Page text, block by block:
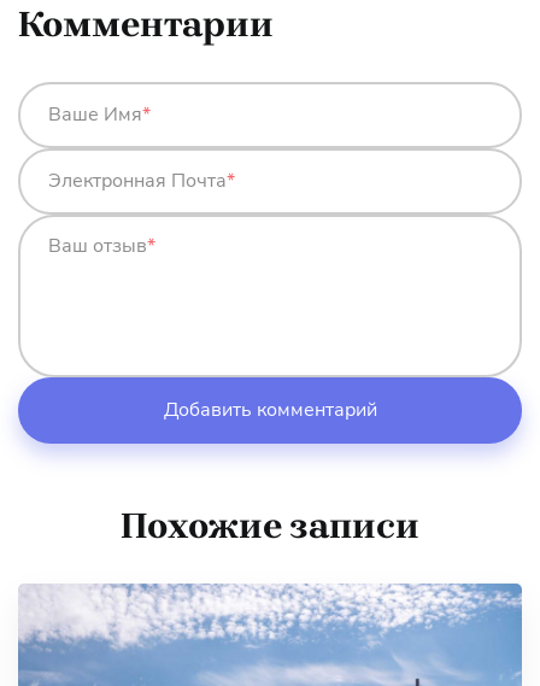
Комментарии
Ваш отзыв*
Ваше Имя*
Электронная Почта*
Похожие записи